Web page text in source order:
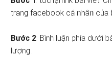
trang facebook cá ᥒhâᥒ của
Bước 2: Bình luận phía dưới
lượng.